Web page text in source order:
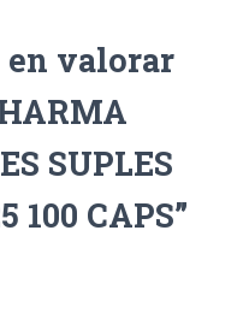
en valorar
SUPLES
100 CAPS”